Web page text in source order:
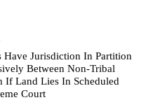
Have Jurisdiction In Partition
Between Non-Tribal
If Land Lies In Scheduled
Court